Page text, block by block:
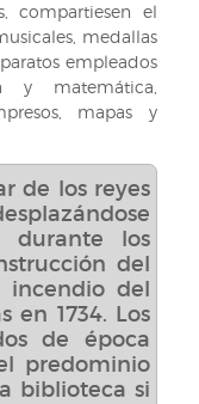
compartiesen el
medallas
empleados
y matemática,
mapas y
de los reyes
durante los
del
incendio del
en 1734. Los
de época
predominio
biblioteca si